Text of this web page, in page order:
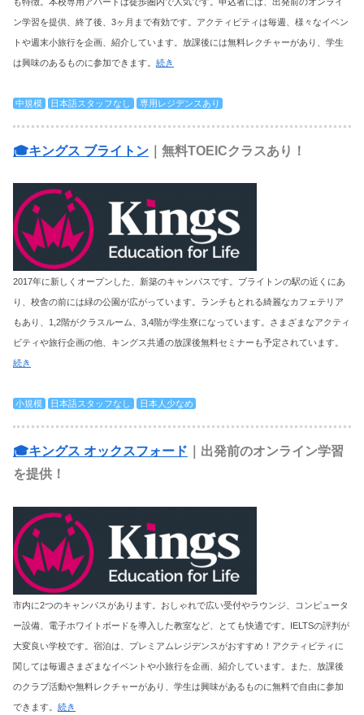
ン学習を提供、終了後、3ヶ月まで有効です。アクティビティは毎週、様々なイベン
トや週末小旅行を企画、紹介しています。放課後には無料レクチャーがあり、学生
は興味のあるものに参加できます。 続き
中規模 日本語スタッフなし 専用レジデンスあり
🎓キングス ブライトン ｜無料TOEICクラスあり！
2017年に新しくオープンした、新築のキャンパスです。ブライトンの駅の近くにあ
り、校舎の前には緑の公園が広がっています。ランチもとれる綺麗なカフェテリア
もあり、1,2階がクラスルーム、3,4階が学生寮になっています。さまざまなアクティ
ビティや旅行企画の他、キングス共通の放課後無料セミナーも予定されています。
続き
小規模 日本語スタッフなし 日本人少なめ
🎓キングス オックスフォード ｜出発前のオンライン学習
を提供！
市内に2つのキャンパスがあります。おしゃれで広い受付やラウンジ、コンピュータ
ー設備、電子ホワイトボードを導入した教室など、とても快適です。IELTSの評判が
大変良い学校です。宿泊は、プレミアムレジデンスがおすすめ！アクティビティに
関しては毎週さまざまなイベントや小旅行を企画、紹介しています。また、放課後
のクラブ活動や無料レクチャーがあり、学生は興味があるものに無料で自由に参加
できます。 続き